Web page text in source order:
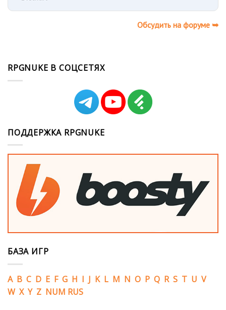
Обсудить на форуме ➥
RPGNUKE В СОЦСЕТЯХ
ПОДДЕРЖКА RPGNUKE
БАЗА ИГР
A B C D E F G H I J K L M N O P Q R S T U V
W X Y Z NUM RUS